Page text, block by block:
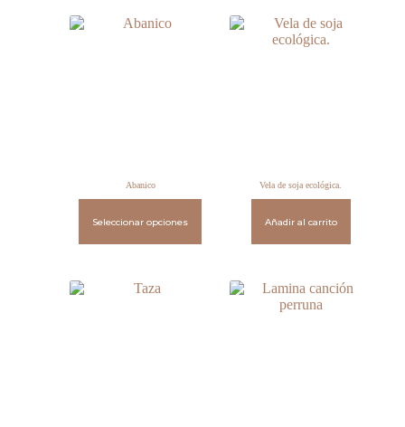
Abanico
Seleccionar opciones
Vela de soja ecológica.
Añadir al carrito